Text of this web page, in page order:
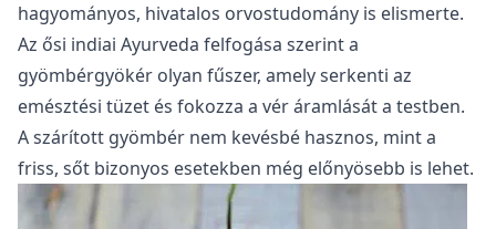
hagyományos, hivatalos orvostudomány is elismerte.
Az ősi indiai Ayurveda felfogása szerint a
gyömbérgyökér olyan fűszer, amely serkenti az
emésztési tüzet és fokozza a vér áramlását a testben.
A szárított gyömbér nem kevésbé hasznos, mint a
friss, sőt bizonyos esetekben még előnyösebb is lehet.